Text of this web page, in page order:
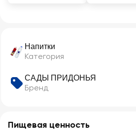
Напитки
Категория
САДЫ ПРИДОНЬЯ
Бренд
Пищевая ценность